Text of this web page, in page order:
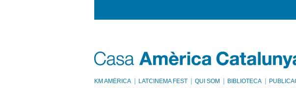
KM AMÈRICA LATCINEMA FEST QUI SOM BIBLIOTECA